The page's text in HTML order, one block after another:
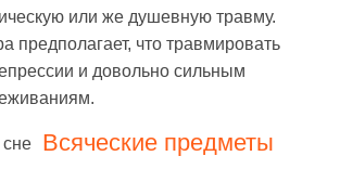
или же душевную травму.
предполагает, что травмировать
и довольно сильным
Всяческие предметы